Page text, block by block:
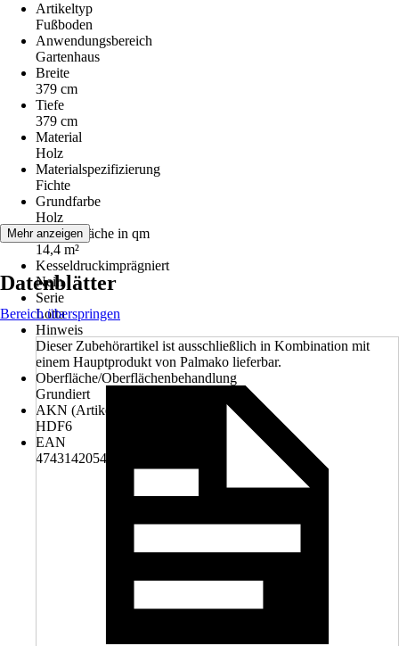
Artikeltyp
Fußboden
Anwendungsbereich
Gartenhaus
Breite
379 cm
Tiefe
379 cm
Material
Holz
Materialspezifizierung
Fichte
Grundfarbe
Holz
Aufstellfläche in qm
14,4 m²
Kesseldruckimprägniert
Nein
Serie
Lotta
Hinweis
Dieser Zubehörartikel ist ausschließlich in Kombination mit
einem Hauptprodukt von Palmako lieferbar.
Oberfläche/Oberflächenbehandlung
Grundiert
AKN (Artikelkurznummer)
HDF6
EAN
4743142054246
Mehr anzeigen
Datenblätter
Bereich überspringen